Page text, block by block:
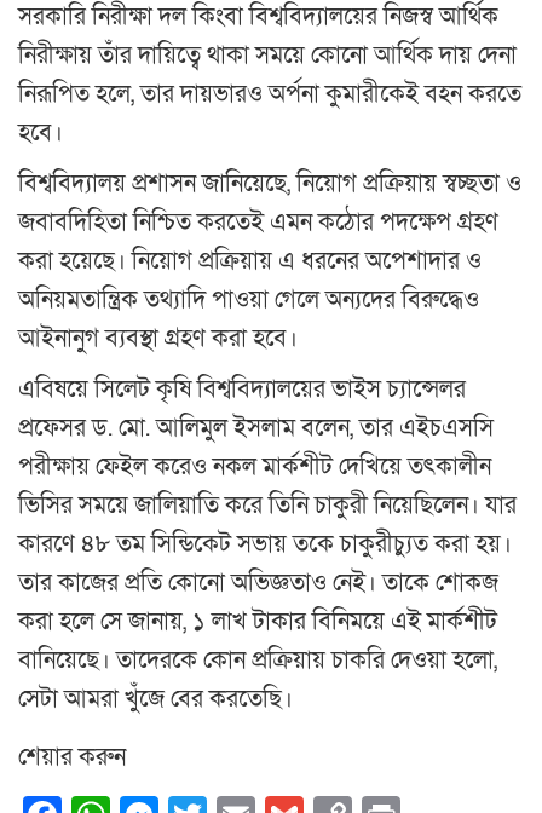
সরকারি নিরীক্ষা দল কিংবা বিশ্ববিদ্যালয়ের নিজস্ব আর্থিক
নিরীক্ষায় তাঁর দায়িত্বে থাকা সময়ে কোনো আর্থিক দায় দেনা
নিরূপিত হলে, তার দায়ভারও অর্পনা কুমারীকেই বহন করতে
হবে।
বিশ্ববিদ্যালয় প্রশাসন জানিয়েছে, নিয়োগ প্রক্রিয়ায় স্বচ্ছতা ও
জবাবদিহিতা নিশ্চিত করতেই এমন কঠোর পদক্ষেপ গ্রহণ
করা হয়েছে। নিয়োগ প্রক্রিয়ায় এ ধরনের অপেশাদার ও
অনিয়মতান্ত্রিক তথ্যাদি পাওয়া গেলে অন্যদের বিরুদ্ধেও
আইনানুগ ব্যবস্থা গ্রহণ করা হবে।
এবিষয়ে সিলেট কৃষি বিশ্ববিদ্যালয়ের ভাইস চ্যান্সেলর
প্রফেসর ড. মো. আলিমুল ইসলাম বলেন, তার এইচএসসি
পরীক্ষায় ফেইল করেও নকল মার্কশীট দেখিয়ে তৎকালীন
ভিসির সময়ে জালিয়াতি করে তিনি চাকুরী নিয়েছিলেন। যার
কারণে ৪৮ তম সিন্ডিকেট সভায় তকে চাকুরীচ্যুত করা হয়।
তার কাজের প্রতি কোনো অভিজ্ঞতাও নেই। তাকে শোকজ
করা হলে সে জানায়, ১ লাখ টাকার বিনিময়ে এই মার্কশীট
বানিয়েছে। তাদেরকে কোন প্রক্রিয়ায় চাকরি দেওয়া হলো,
সেটা আমরা খুঁজে বের করতেছি।
শেয়ার করুন